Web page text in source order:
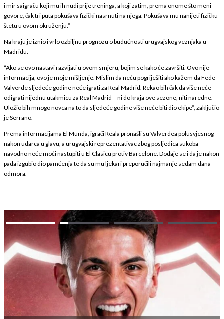
i mir saigraču koji mu ih nudi prije treninga, a koji zatim, prema onome što meni
govore, čak tri puta pokušava fizički nasrnuti na njega. Pokušava mu nanijeti fizičku
štetu u ovom okruženju.”
Na kraju je iznio i vrlo ozbiljnu prognozu o budućnosti urugvajskog veznjaka u
Madridu.
“Ako se ovo nastavi razvijati u ovom smjeru, bojim se kako će završiti. Ovo nije
informacija, ovo je moje mišljenje. Mislim da neću pogriješiti ako kažem da Fede
Valverde sljedeće godine neće igrati za Real Madrid. Rekao bih čak da više neće
odigrati nijednu utakmicu za Real Madrid – ni do kraja ove sezone, niti naredne.
Uložio bih mnogo novca na to da sljedeće godine više neće biti dio ekipe”, zaključio
je Serrano.
Prema informacijama El Munda, igrači Reala pronašli su Valverdea polusvjesnog
nakon udarca u glavu, a urugvajski reprezentativac zbog posljedica sukoba
navodno neće moći nastupiti u El Clasicu protiv Barcelone. Dodaje se i da je nakon
pada izgubio dio pamćenja te da su mu ljekari preporučili najmanje sedam dana
odmora.